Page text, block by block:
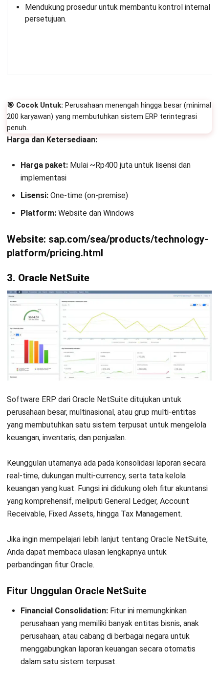
Mendukung prosedur untuk membantu kontrol internal
persetujuan.
🎯 Cocok Untuk: Perusahaan menengah hingga besar (minimal
200 karyawan) yang membutuhkan sistem ERP terintegrasi
penuh.
Harga dan Ketersediaan:
Harga paket: Mulai ~Rp400 juta untuk lisensi dan
implementasi
Lisensi: One-time (on-premise)
Platform: Website dan Windows
Website: sap.com/sea/products/technology-
platform/pricing.html
3. Oracle NetSuite
Software ERP dari Oracle NetSuite ditujukan untuk
perusahaan besar, multinasional, atau grup multi-entitas
yang membutuhkan satu sistem terpusat untuk mengelola
keuangan, inventaris, dan penjualan.
Keunggulan utamanya ada pada konsolidasi laporan secara
real-time, dukungan multi-currency, serta tata kelola
keuangan yang kuat. Fungsi ini didukung oleh fitur akuntansi
yang komprehensif, meliputi General Ledger, Account
Receivable, Fixed Assets, hingga Tax Management.
Jika ingin mempelajari lebih lanjut tentang Oracle NetSuite,
Anda dapat membaca ulasan lengkapnya untuk
perbandingan fitur Oracle.
Fitur Unggulan Oracle NetSuite
Financial Consolidation: Fitur ini memungkinkan
perusahaan yang memiliki banyak entitas bisnis, anak
perusahaan, atau cabang di berbagai negara untuk
menggabungkan laporan keuangan secara otomatis
dalam satu sistem terpusat.